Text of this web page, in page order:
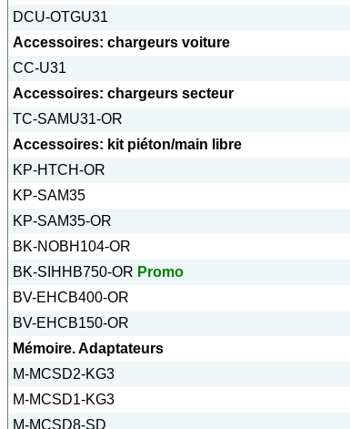
DCU-OTGU31
Accessoires: chargeurs voiture
CC-U31
Accessoires: chargeurs secteur
TC-SAMU31-OR
Accessoires: kit piéton/main libre
KP-HTCH-OR
KP-SAM35
KP-SAM35-OR
BK-NOBH104-OR
BK-SIHHB750-OR Promo
BV-EHCB400-OR
BV-EHCB150-OR
Mémoire. Adaptateurs
M-MCSD2-KG3
M-MCSD1-KG3
M-MCSD8-SD